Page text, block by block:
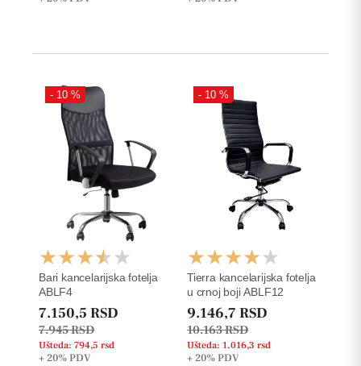
Bari kancelarijska fotelja
ABLF4
- 10 %
7.150,5 RSD
7.945 RSD
Ušteda: 794,5 rsd
+ 20%PDV
Tierra kancelarijska fotelja
u crnoj boji ABLF12
- 10 %
9.146,7 RSD
10.163 RSD
Ušteda: 1.016,3 rsd
+ 20%PDV